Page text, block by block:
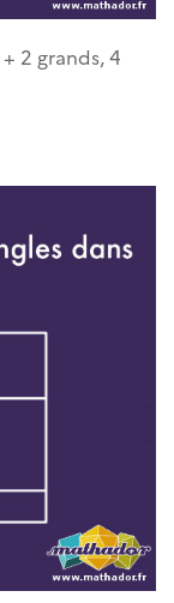
2 grands, 4